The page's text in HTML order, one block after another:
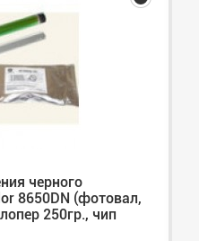
черного
8650DN (фотовал,
250гр., чип